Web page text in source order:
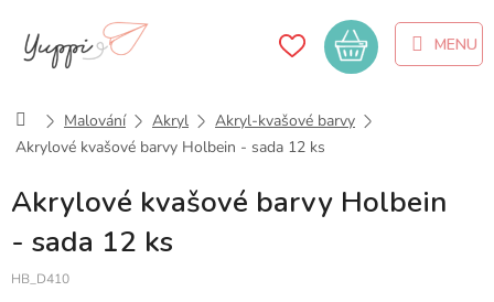
obsah
Nákupní
košík
DomůMalování Akryl
Akryl-kvašové barvy
Akrylové kvašové barvy Holbein - sada 12 ks
Akrylové kvašové barvy Holbein
- sada 12 ks
HB_D410